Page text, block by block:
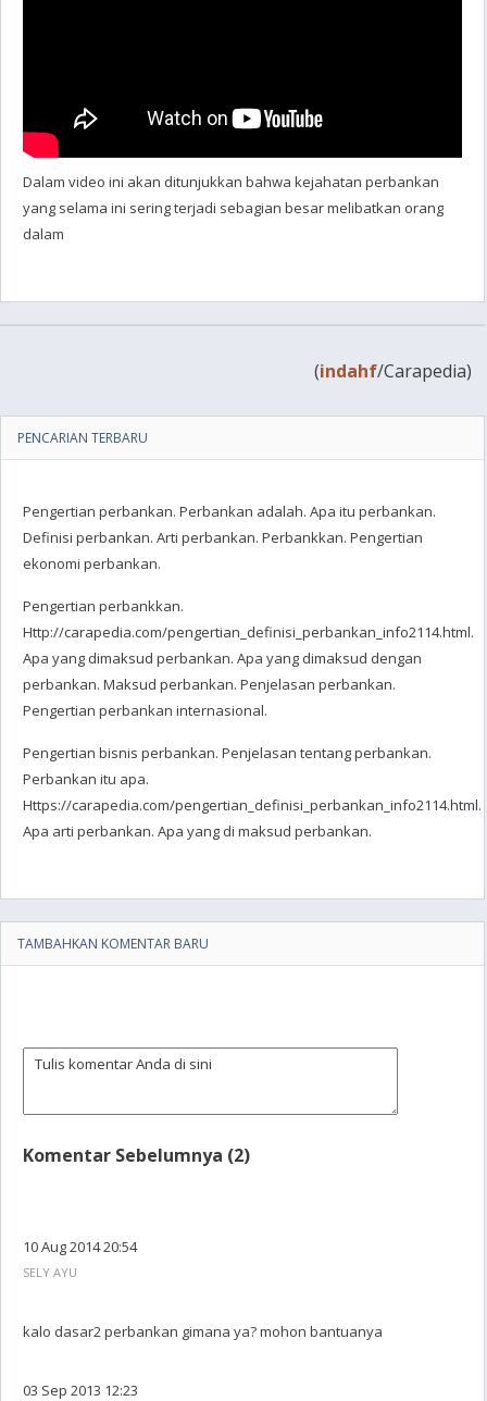
Dalam video ini akan ditunjukkan bahwa kejahatan perbankan
yang selama ini sering terjadi sebagian besar melibatkan orang
dalam
(indahf/Carapedia)
PENCARIAN TERBARU
Pengertian perbankan. Perbankan adalah. Apa itu perbankan.
Definisi perbankan. Arti perbankan. Perbankkan. Pengertian
ekonomi perbankan.
Pengertian perbankkan.
Http://carapedia.com/pengertian_definisi_perbankan_info2114.html.
Apa yang dimaksud perbankan. Apa yang dimaksud dengan
perbankan. Maksud perbankan. Penjelasan perbankan.
Pengertian perbankan internasional.
Pengertian bisnis perbankan. Penjelasan tentang perbankan.
Perbankan itu apa.
Https://carapedia.com/pengertian_definisi_perbankan_info2114.html.
Apa arti perbankan. Apa yang di maksud perbankan.
TAMBAHKAN KOMENTAR BARU
Komentar Sebelumnya (2)
10 Aug 2014 20:54
SELY AYU
kalo dasar2 perbankan gimana ya? mohon bantuanya
03 Sep 2013 12:23